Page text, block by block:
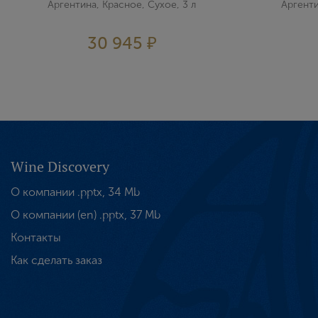
Аргентина, Красное, Сухое, 3 л
30 945 ₽
Wine Discovery
О компании .pptx, 34 Mb
О компании (en) .pptx, 37 Mb
Контакты
Как сделать заказ